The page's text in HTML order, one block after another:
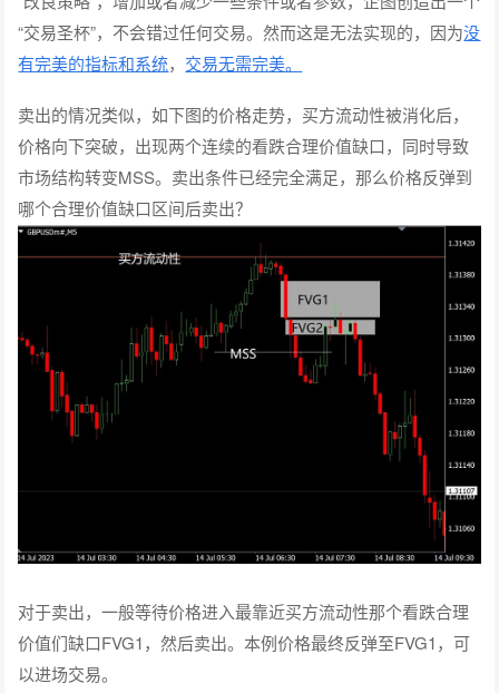
“交易圣杯”，不会错过任何交易。然而这是无法实现的，因为没
有完美的指标和系统， 交易无需完美。
卖出的情况类似，如下图的价格走势，买方流动性被消化后，
价格向下突破，出现两个连续的看跌合理价值缺口，同时导致
市场结构转变MSS。卖出条件已经完全满足，那么价格反弹到
哪个合理价值缺口区间后卖出？
对于卖出，一般等待价格进入最靠近买方流动性那个看跌合理
价值们缺口FVG1，然后卖出。本例价格最终反弹至FVG1，可
以进场交易。